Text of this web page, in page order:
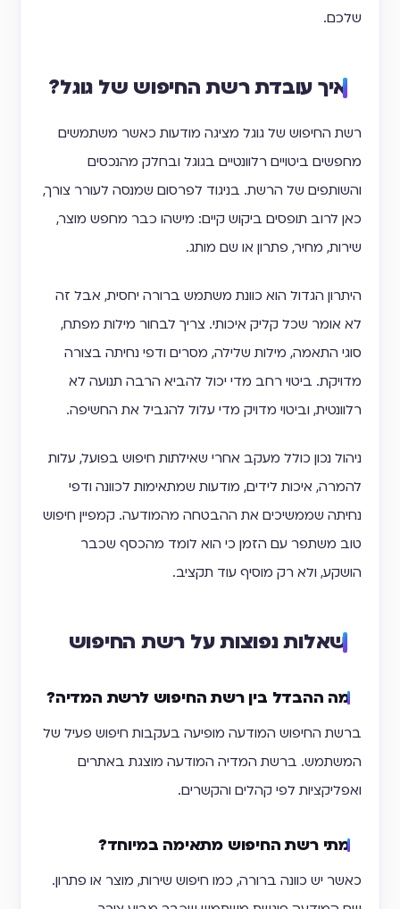
שלכם.
איך עובדת רשת החיפוש של גוגל?
רשת החיפוש של גוגל מציגה מודעות כאשר משתמשים
מחפשים ביטויים רלוונטיים בגוגל ובחלק מהנכסים
והשותפים של הרשת. בניגוד לפרסום שמנסה לעורר צורך,
כאן לרוב תופסים ביקוש קיים: מישהו כבר מחפש מוצר,
שירות, מחיר, פתרון או שם מותג.
היתרון הגדול הוא כוונת משתמש ברורה יחסית, אבל זה
לא אומר שכל קליק איכותי. צריך לבחור מילות מפתח,
סוגי התאמה, מילות שלילה, מסרים ודפי נחיתה בצורה
מדויקת. ביטוי רחב מדי יכול להביא הרבה תנועה לא
רלוונטית, וביטוי מדויק מדי עלול להגביל את החשיפה.
ניהול נכון כולל מעקב אחרי שאילתות חיפוש בפועל, עלות
להמרה, איכות לידים, מודעות שמתאימות לכוונה ודפי
נחיתה שממשיכים את ההבטחה מהמודעה. קמפיין חיפוש
טוב משתפר עם הזמן כי הוא לומד מהכסף שכבר
הושקע, ולא רק מוסיף עוד תקציב.
שאלות נפוצות על רשת החיפוש
מה ההבדל בין רשת החיפוש לרשת המדיה?
ברשת החיפוש המודעה מופיעה בעקבות חיפוש פעיל של
המשתמש. ברשת המדיה המודעה מוצגת באתרים
ואפליקציות לפי קהלים והקשרים.
מתי רשת החיפוש מתאימה במיוחד?
כאשר יש כוונה ברורה, כמו חיפוש שירות, מוצר או פתרון.